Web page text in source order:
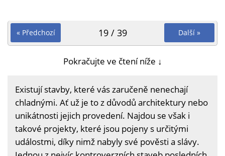
« Předchozí Další »
19 / 39
Pokračujte ve čtení níže ↓
Existují stavby, které vás zaručeně nenechají
chladnými. Ať už je to z důvodů architektury nebo
unikátnosti jejich provedení. Najdou se však i
takové projekty, které jsou pojeny s určitými
událostmi, díky nimž nabyly své pověsti a slávy.